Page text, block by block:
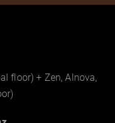
floor) + Zen, Alnova,